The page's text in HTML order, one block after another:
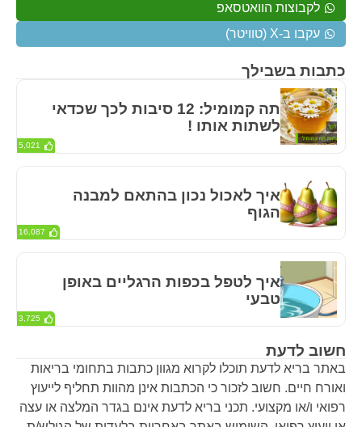
חשוב לדעת
באתר בריא לדעת תוכלו לקרוא מגוון כתבות בתחומי בריאות
ואורח חיים. חשוב לזכור כי הכתבות אינן מהוות תחליף לייעוץ
רפואי ו/או מקצועי. תכני בריא לדעת אינם בגדר המלצה או עצה
כתבות בשבילך
תה קמומיל: 12 סיבות לכך שכדאי
לשתות אותו !
5,021
איך לאכול נכון בהתאם למבנה
הגוף
16,087
איך לטפל בכפות הרגליים באופן
טבעי
3,725
לקבוצות הוואטסאפ
עקבו ב-X (טוויטר)